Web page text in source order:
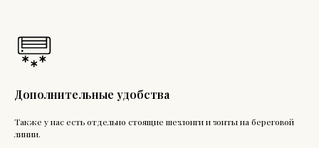
Дополнительные удобства
Также у нас есть отдельно стоящие шезлонги и зонты на береговой
линии.